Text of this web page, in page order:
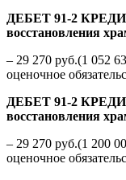
ДЕБЕТ 91-2
восстановления
– 29 270 руб.(1 052
оценочное
ДЕБЕТ 91-2
восстановления
– 29 270 руб.(1 200
оценочное